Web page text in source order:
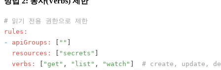
# 읽기 전용 권한으로 제한
rules:
-
apiGroups: [ "" ]
resources:
[ "secrets" ]
verbs:
[ "get" , "list" , "watch" ] # create, update,